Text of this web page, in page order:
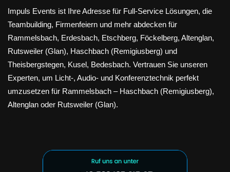
Impuls Events ist Ihre Adresse für Full-Service Lösungen, die
Teambuilding, Firmenfeiern und mehr abdecken für
Rammelsbach, Erdesbach, Etschberg, Föckelberg, Altenglan,
Rutsweiler (Glan), Haschbach (Remigiusberg) und
Theisbergstegen, Kusel, Bedesbach. Vertrauen Sie unseren
Experten, um Licht-, Audio- und Konferenztechnik perfekt
umzusetzen für Rammelsbach – Haschbach (Remigiusberg),
Altenglan oder Rutsweiler (Glan).